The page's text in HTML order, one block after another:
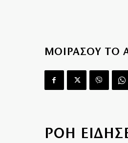
ΜΟΙΡΑΣΟΥ ΤΟ
ΡΟΗ